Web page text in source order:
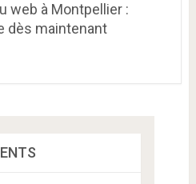
web à Montpellier :
dès maintenant